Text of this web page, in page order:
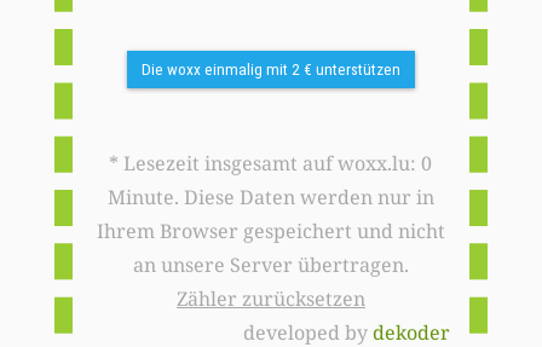
Die woxx einmalig mit 2 € unterstützen
* Lesezeit insgesamt auf woxx.lu: 0
Minute. Diese Daten werden nur in
Ihrem Browser gespeichert und nicht
an unsere Server übertragen.
Zähler zurücksetzen
developed bydekoder